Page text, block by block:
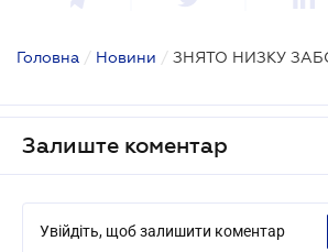
Головна / Новини / ЗНЯТО НИЗКУ
Залиште коментар
Увійдіть, щоб залишити коментар